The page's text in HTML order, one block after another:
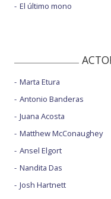
El último mono
Marta Etura
Antonio Banderas
Juana Acosta
Matthew McConaughey
Ansel Elgort
Nandita Das
Josh Hartnett